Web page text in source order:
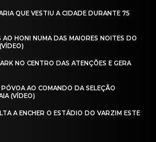
QUE VESTIU A CIDADE DURANTE 75
AO HONI NUMA DAS MAIORES NOITES DO
NO CENTRO DAS ATENÇÕES E GERA
AO COMANDO DA SELEÇÃO
(VÍDEO)
A ENCHER O ESTÁDIO DO VARZIM ESTE